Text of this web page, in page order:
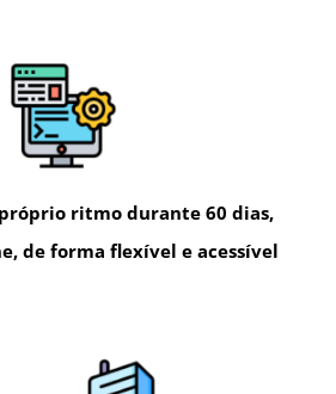
ritmo durante 60 dias,
de forma flexível e acessível